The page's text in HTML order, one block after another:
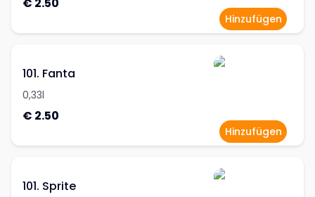
Hinzufügen
101. Fanta
0,33l
€ 2.50
Hinzufügen
101. Sprite